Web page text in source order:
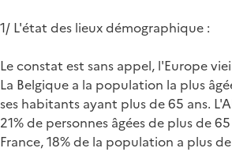
1/ L'état des lieux démographique :
Le constat est sans appel, l'Europe
La Belgique a la population la plus
ses habitants ayant plus de 65 ans.
21% de personnes âgées de plus de
France, 18% de la population a plus